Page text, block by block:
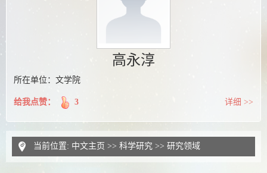
教师博客
高永淳
所在单位：文学院
给我点赞： 3 详细 >>
当前位置: 中文主页 >> 科学研究 >> 研究领域